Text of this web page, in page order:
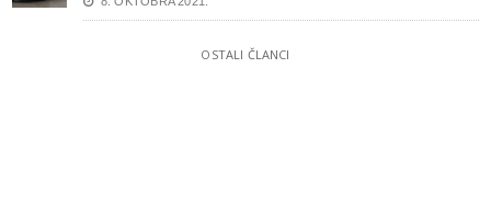
OSTALI ČLANCI